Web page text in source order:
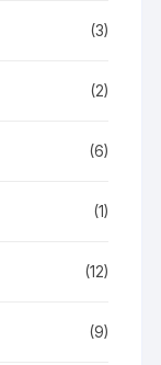
(3)
(2)
(6)
(1)
(12)
(9)